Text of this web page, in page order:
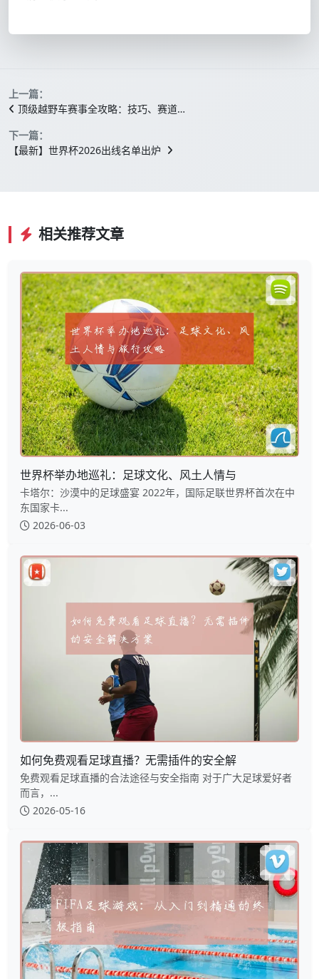
上一篇：
顶级越野车赛事全攻略：技巧、赛道…
下一篇：
【最新】世界杯2026出线名单出炉
相关推荐文章
世界杯举办地巡礼：足球文化、风土人情与
卡塔尔：沙漠中的足球盛宴 2022年，国际足联世界杯首次在中
东国家卡...
2026-06-03
如何免费观看足球直播？无需插件的安全解
免费观看足球直播的合法途径与安全指南 对于广大足球爱好者
而言，...
2026-05-16